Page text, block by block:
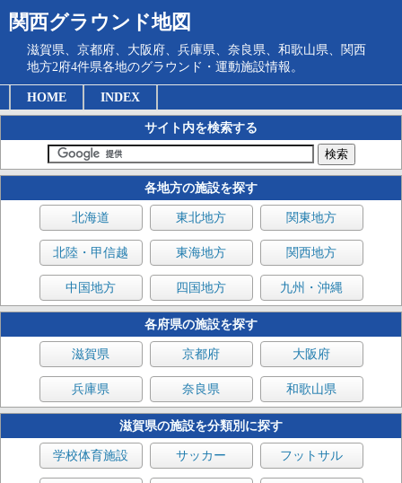
関西グラウンド地図
滋賀県、京都府、大阪府、兵庫県、奈良県、和歌山県、関西
地方2府4件県各地のグラウンド・運動施設情報。
HOME INDEX
サイト内を検索する
各地方の施設を探す
北海道 東北地方 関東地方
北陸・甲信越 東海地方 関西地方
中国地方 四国地方 九州・沖縄
各府県の施設を探す
滋賀県 京都府 大阪府
兵庫県 奈良県 和歌山県
滋賀県の施設を分類別に探す
学校体育施設 サッカー フットサル